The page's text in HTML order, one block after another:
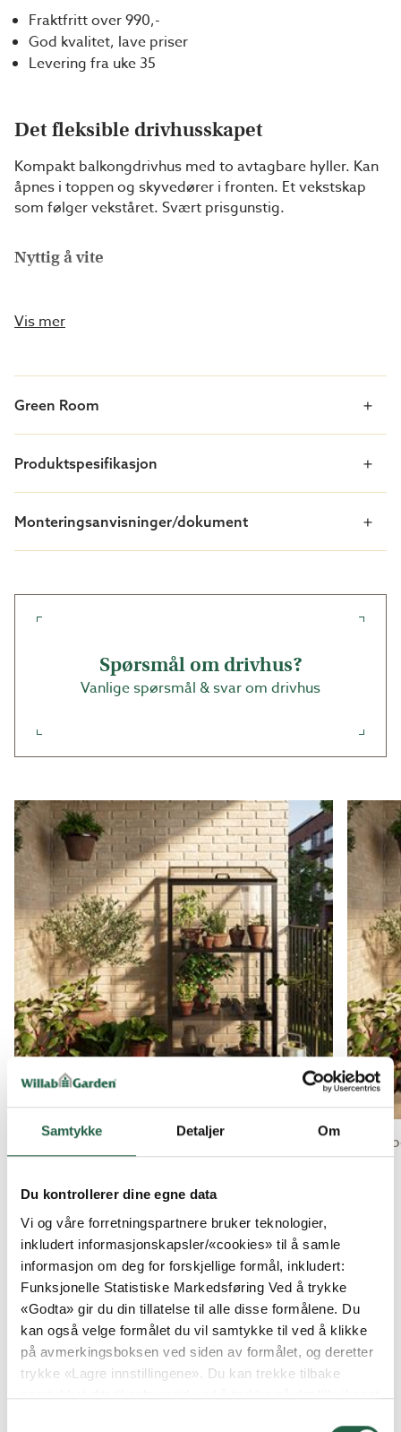
Samtykke Detaljer Om
Du kontrollerer dine egne data
Vi og våre forretningspartnere bruker teknologier,
inkludert informasjonskapsler/«cookies» til å samle
informasjon om deg for forskjellige formål, inkludert:
Funksjonelle Statistiske Markedsføring Ved å trykke
«Godta» gir du din tillatelse til alle disse formålene. Du
kan også velge formålet du vil samtykke til ved å klikke
på avmerkingsboksen ved siden av formålet, og deretter
trykke «Lagre innstillingene». Du kan trekke tilbake
samtykket ditt til enhver tid ved å trykke på det lille ikonet
Fraktfritt over 990,-
God kvalitet, lave priser
Levering fra uke 35
Det fleksible drivhusskapet
Kompakt balkongdrivhus med to avtagbare hyller. Kan
åpnes i toppen og skyvedører i fronten. Et vekstskap
som følger vekståret. Svært prisgunstig.
Nyttig å vite
det om nødvendig. Etter hvert som plantene vokser,
kan du ta ut hyller slik at også de større plantene får
vokse i takt med plantene.
Standardutførelse
Sikkerhetsglass
To avtakbare hyller
Høyde: 158/144 cm
Bredde: 80 cm
Vis mer
Green Room
Produktspesifikasjon
Monteringsanvisninger/dokument
Spørsmål om drivhus?
Vanlige spørsmål & svar om drivhus
VANLIGE SPØRSMÅL OG SVAR
Kan jeg støpe platting til drivhuset?